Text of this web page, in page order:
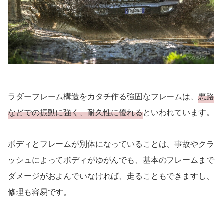
ラダーフレーム構造をカタチ作る強固なフレームは、 悪路
などでの振動に強く、耐久性に優れるといわれています。
ボディとフレームが別体になっていることは、事故やクラ
ッシュによってボディがゆがんでも、基本のフレームまで
ダメージがおよんでいなければ、走ることもできますし、
修理も容易です。